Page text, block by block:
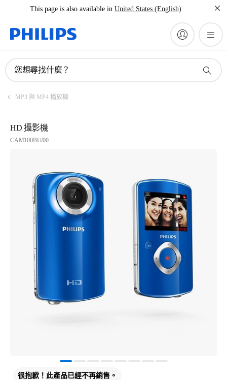
This page is also available in United States (English)
您想尋找什麼？
MP3 與 MP4 播放機
HD 攝影機
CAM100BU/00
很抱歉！此產品已經不再銷售。